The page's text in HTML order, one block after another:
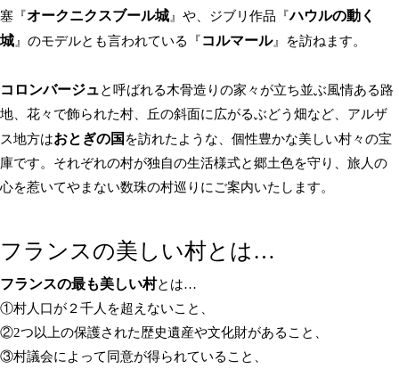
塞『オークニクスブール城 』や、ジブリ作品『ハウルの動く
城 』のモデルとも言われている『コルマール』を訪ねます。
コロンバージュと呼ばれる木骨造りの家々が立ち並ぶ風情ある路
地、花々で飾られた村、丘の斜面に広がるぶどう畑など、アルザ
ス地方はおとぎの国 を訪れたような、個性豊かな美しい村々の宝
庫です。それぞれの村が独自の生活様式と郷土色を守り、旅人の
心を惹いてやまない数珠の村巡りにご案内いたします。
フランスの美しい村とは…
フランスの最も美しい村とは…
①村人口が２千人を超えないこと、
②2つ以上の保護された歴史遺産や文化財があること、
③村議会によって同意が得られていること、